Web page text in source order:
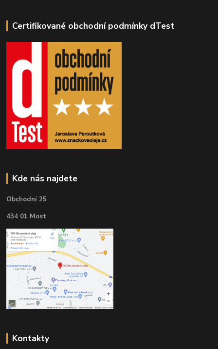
Certifikované obchodní podmínky dTest
Kde nás najdete
Obchodní 25
434 01 Most
Kontakty